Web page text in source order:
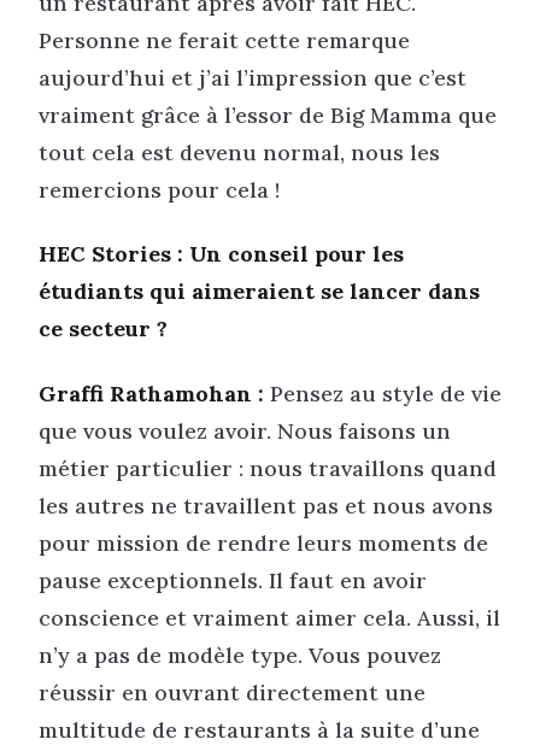
Personne ne ferait cette remarque
aujourd’hui et j’ai l’impression que c’est
vraiment grâce à l’essor de Big Mamma que
tout cela est devenu normal, nous les
remercions pour cela !
HEC Stories : Un conseil pour les
étudiants qui aimeraient se lancer dans
ce secteur ?
Graffi Rathamohan : Pensez au style de vie
que vous voulez avoir. Nous faisons un
métier particulier : nous travaillons quand
les autres ne travaillent pas et nous avons
pour mission de rendre leurs moments de
pause exceptionnels. Il faut en avoir
conscience et vraiment aimer cela. Aussi, il
n’y a pas de modèle type. Vous pouvez
réussir en ouvrant directement une
multitude de restaurants à la suite d’une